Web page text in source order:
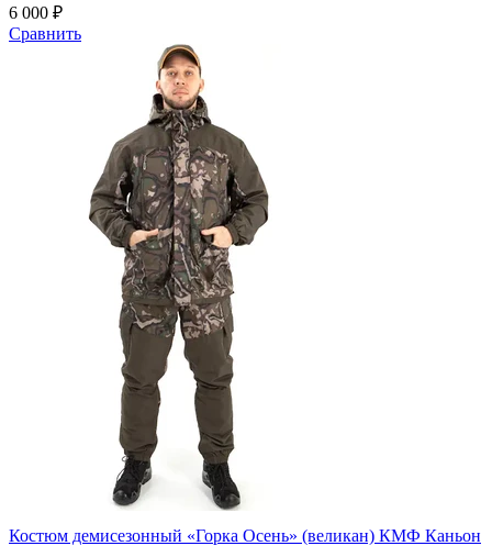
6 000 ₽
Сравнить
Костюм демисезонный «Горка Осень» (великан) КМФ Каньон